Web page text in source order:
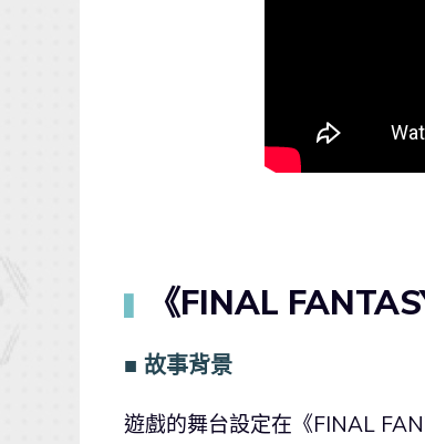
《FINAL
■ 故事背景
遊戲的舞台設定在《FINAL